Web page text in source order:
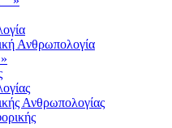
Ανθρωπολογία
»
Ανθρωπολογίας